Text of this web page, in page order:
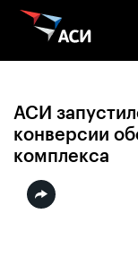
Новости АСИ
АСИ
конверсии
комплекса